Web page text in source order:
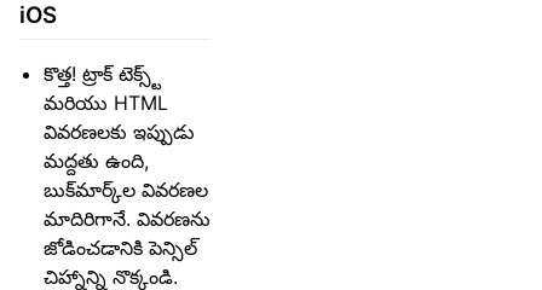
iOS
కొత్త! ట్రాక్ టెక్స్ట్
మరియు HTML
వివరణలకు ఇప్పుడు
మద్దతు ఉంది,
బుక్‌మార్క్‌ల వివరణల
మాదిరిగానే. వివరణను
జోడించడానికి పెన్సిల్
చిహ్నాన్ని నొక్కండి.